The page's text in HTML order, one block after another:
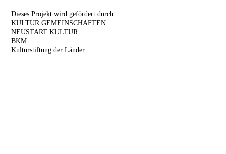
Dieses Projekt wird gefördert durch:
KULTUR.GEMEINSCHAFTEN
NEUSTART KULTUR
BKM
Kulturstiftung der Länder